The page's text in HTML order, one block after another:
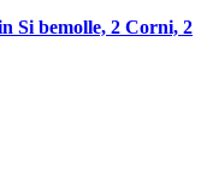
Si bemolle, 2 Corni, 2